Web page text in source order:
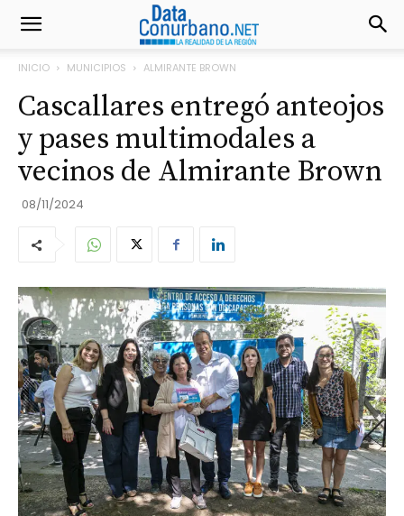
INICIO MUNICIPIOS ALMIRANTE BROWN
Cascallares entregó anteojos
y pases multimodales a
vecinos de Almirante Brown
08/11/2024